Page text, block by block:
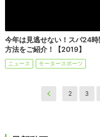
今年は見逃せない！スパ24
方法をご紹介！【2019】
ニュース モータースポーツ
2 3